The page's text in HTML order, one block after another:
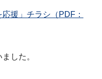
援」チラシ（PDF：
した。